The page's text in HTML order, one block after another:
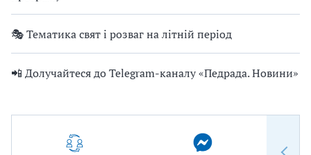
🎭 Тематика свят і розваг на літній період
📲 Долучайтеся до Telegram-каналу «Педрада. Новини»